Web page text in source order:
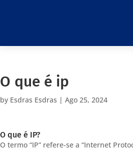
O que é ip
by Esdras Esdras | Ago 25, 2024
O que é IP?
O termo “IP” refere-se a “Internet